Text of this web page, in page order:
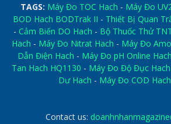
TAGS: Máy Đo TOC Hach - Máy Đo
BOD Hach BODTrak II - Thiết Bị Quan
- Cảm Biến DO Hach - Bộ Thuốc Thử
Hach - Máy Đo Nitrat Hach - Máy Đo
Dẫn Điện Hach - Máy Đo pH Online Hach
Tan Hach HQ1130 - Máy Đo Độ Đục
Dư Hach - Máy Đo COD
Contact us: